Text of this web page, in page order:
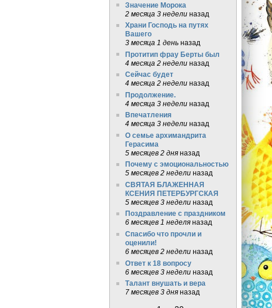
Значение Морока
2 месяца 3 неделиназад
Храни Господь на путях
Вашего
3 месяца 1 деньназад
Протитип фрау Берты был
4 месяца 2 неделиназад
Сейчас будет
4 месяца 2 неделиназад
Продолжение.
4 месяца 3 неделиназад
Впечатления
4 месяца 3 неделиназад
О семье архимандрита
Герасима
5 месяцев 2 дняназад
Почему с эмоциональностью
5 месяцев 2 неделиназад
СВЯТАЯ БЛАЖЕННАЯ
КСЕНИЯ ПЕТЕРБУРГСКАЯ
5 месяцев 3 неделиназад
Поздравление с праздником
6 месяцев 1 неделяназад
Спасибо что прочли и
оценили!
6 месяцев 2 неделиназад
Ответ к 18 вопросу
6 месяцев 3 неделиназад
Талант внушать и вера
7 месяцев 3 дняназад